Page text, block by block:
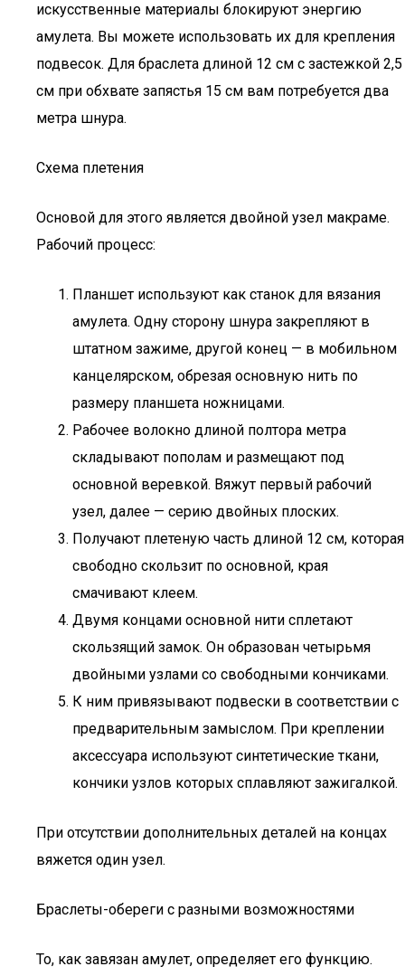
искусственные материалы блокируют энергию
амулета. Вы можете использовать их для крепления
подвесок. Для браслета длиной 12 см с застежкой 2,5
см при обхвате запястья 15 см вам потребуется два
метра шнура.
Схема плетения
Основой для этого является двойной узел макраме.
Рабочий процесс:
Планшет используют как станок для вязания
амулета. Одну сторону шнура закрепляют в
штатном зажиме, другой конец — в мобильном
канцелярском, обрезая основную нить по
размеру планшета ножницами.
Рабочее волокно длиной полтора метра
складывают пополам и размещают под
основной веревкой. Вяжут первый рабочий
узел, далее — серию двойных плоских.
Получают плетеную часть длиной 12 см, которая
свободно скользит по основной, края
смачивают клеем.
Двумя концами основной нити сплетают
скользящий замок. Он образован четырьмя
двойными узлами со свободными кончиками.
К ним привязывают подвески в соответствии с
предварительным замыслом. При креплении
аксессуара используют синтетические ткани,
кончики узлов которых сплавляют зажигалкой.
При отсутствии дополнительных деталей на концах
вяжется один узел.
Браслеты-обереги с разными возможностями
То, как завязан амулет, определяет его функцию.